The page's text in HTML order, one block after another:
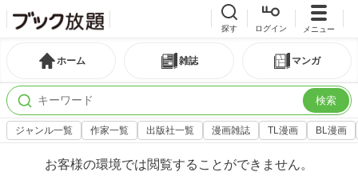
探す ログイン メニュー
ホーム 雑誌 マンガ
検索
ジャンル一覧 作家一覧 出版社一覧 漫画雑誌 TL漫画 BL漫画
お客様の環境では閲覧することができません。